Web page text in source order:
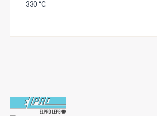
330 °C.